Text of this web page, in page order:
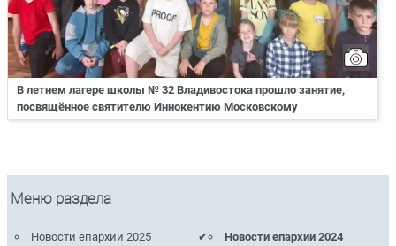
В летнем лагере школы № 32 Владивостока прошло занятие,
посвящённое святителю Иннокентию Московскому
Меню раздела
Новости епархии 2025
Новости епархии 2024